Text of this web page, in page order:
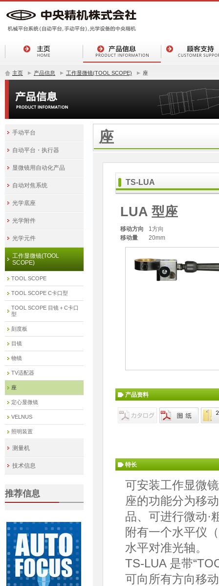
主页 产品信息 工作显微镜(TOOL SCOPE) 座
座
TS-LUA
LUA 型座
移动方向
1方向
移动量
20mm
产品资料
特长
可安装工作显微
座的功能分为移
品、可进行微动·
附有一个水平仪
水平对准光轴。
TS-LUA 是带
可向所有方向移
手动平台
自动平台・执行器
显微镜用自动化产品
自动对焦系统
光学底座
光学附件
光学元件
工作显微镜(TOOL
SCOPE)
TOOL SCOPE
TOOL SCOPE C卡口型
TOOL SCOPE 目镜＋C卡口
型
刻度板
目镜
物镜
TV适配器
座
定心显微镜
VELNUS
照明装置
测量机
技术信息
推荐信息